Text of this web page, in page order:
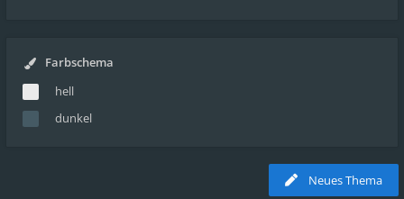
Farbschema
hell
dunkel
Neues Thema